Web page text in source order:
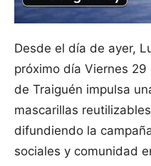
Desde el día de ayer,
próximo día Viernes
de Traiguén impulsa
mascarillas
difundiendo la
sociales y comunidad